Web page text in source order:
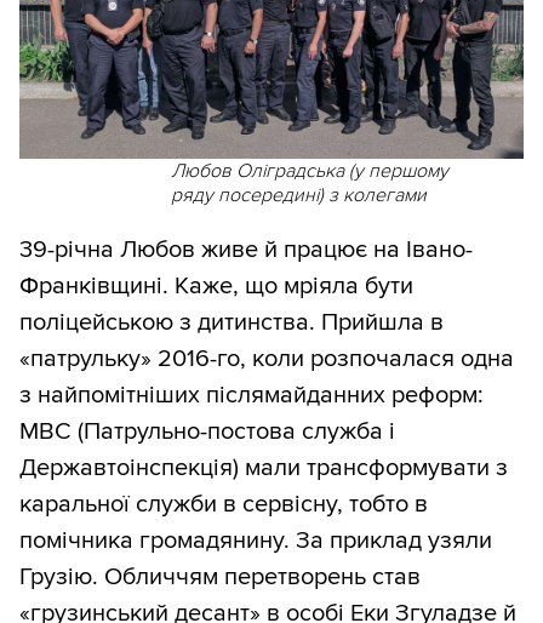
Любов Оліградська (у першому
ряду посередині) з колегами
39-річна Любов живе й працює на Івано-
Франківщині. Каже, що мріяла бути
поліцейською з дитинства. Прийшла в
«патрульку» 2016-го, коли розпочалася одна
з найпомітніших післямайданних реформ:
МВС (Патрульно-постова служба і
Державтоінспекція) мали трансформувати з
каральної служби в сервісну, тобто в
помічника громадянину. За приклад узяли
Грузію. Обличчям перетворень став
«грузинський десант» в особі Еки Згуладзе й